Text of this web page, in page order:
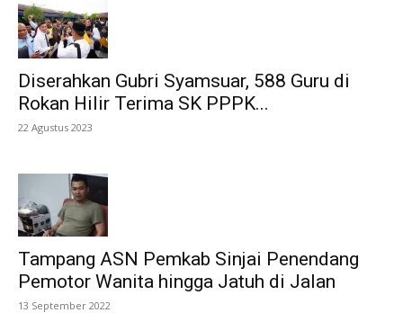
Diserahkan Gubri Syamsuar, 588 Guru di
Rokan Hilir Terima SK PPPK...
22 Agustus 2023
Tampang ASN Pemkab Sinjai Penendang
Pemotor Wanita hingga Jatuh di Jalan
13 September 2022